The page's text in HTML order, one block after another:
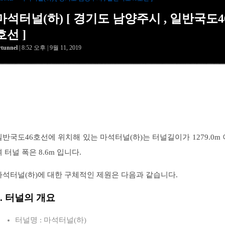
석터널(하) [ 경기도 남양주시 , 일반국도
선 ]
| 8:52 오후 | 9월 11, 2019
반국도46호선에 위치해 있는 마석터널(하)는 터널길이가 1279.0m
터널 폭은 8.6m 입니다.
석터널(하)에 대한 구체적인 제원은 다음과 같습니다.
터널의 개요
터널명 : 마석터널(하)